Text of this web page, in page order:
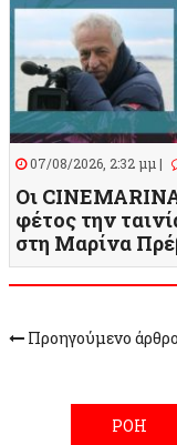
07/08/2026, 2:32 μμ |
Οι
φέτος την
στη Μαρίνα
Προηγούμενο άρθρο
ΡΟΗ